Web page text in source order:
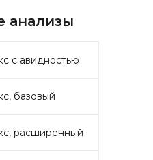
анализы
с авидностью
базовый
расширенный